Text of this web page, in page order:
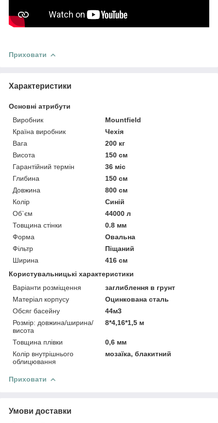
Приховати
Характеристики
Основні атрибути
Виробник
Mountfield
Країна виробник
Чехія
Вага
200 кг
Висота
150 см
Гарантійний термін
36 міс
Глибина
150 см
Довжина
800 см
Колір
Синій
Об`єм
44000 л
Товщина стінки
0.8 мм
Форма
Овальна
Фільтр
Піщаний
Ширина
416 см
Користувальницькі характеристики
Варіанти розміщення
заглиблення в грунт
Матеріал корпусу
Оцинкована сталь
Обсяг басейну
44м3
Розмір: довжина/ширина/
висота
8*4,16*1,5 м
Товщина плівки
0,6 мм
Колір внутрішнього
облицювання
мозаїка, блакитний
Приховати
Умови доставки